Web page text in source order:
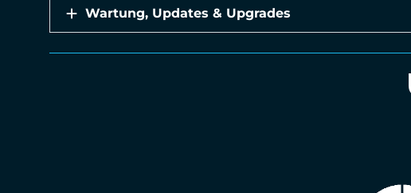
Wartung, Updates & Upgrades